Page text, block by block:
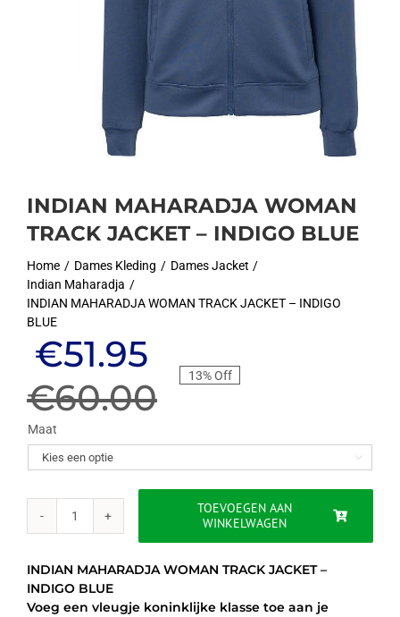
INDIAN MAHARADJA WOMAN
TRACK JACKET – INDIGO BLUE
Home Dames Kleding
Dames Jacket
Indian Maharadja
INDIAN MAHARADJA WOMAN TRACK JACKET – INDIGO
BLUE
€60.00
Oorspronkelijke
prijs
was:
€60.00.
€51.95
Huidige
prijs
is:
€51.95.
13% Off
Maat

INDIAN
MAHARADJA
JACKET
TOEVOEGEN AAN
WINKELWAGEN
INDIAN MAHARADJA WOMAN TRACK JACKET –
INDIGO BLUE
Voeg een vleugje koninklijke klasse toe aan je